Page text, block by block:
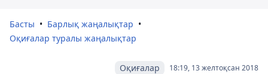
Басты
Барлық жаңалықтар
Оқиғалар туралы жаңалықтар
18:19, 13 желтоқсан 2018
Оқиғалар